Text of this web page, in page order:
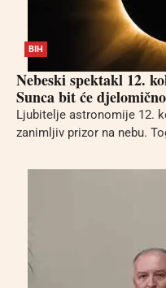
BIH
Nebeski spektakl 12.
Sunca bit će
Ljubitelje astronomije 12.
zanimljiv prizor na nebu.